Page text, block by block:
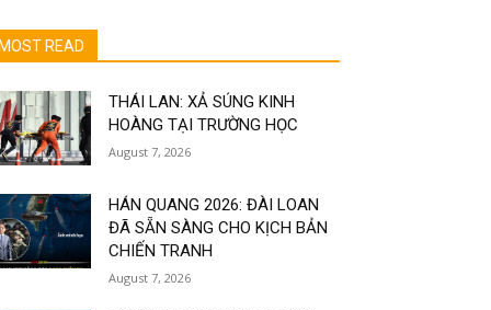
MOST READ
THÁI LAN: XẢ SÚNG KINH
HOÀNG TẠI TRƯỜNG HỌC
August 7, 2026
HÁN QUANG 2026: ĐÀI LOAN
ĐÃ SẴN SÀNG CHO KỊCH BẢN
CHIẾN TRANH
August 7, 2026